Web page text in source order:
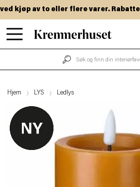
Hopp
til
kjøp av to eller flere varer.
Hjem LYS Ledlys